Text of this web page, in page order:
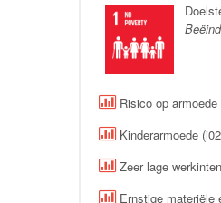
Risico op
Kinderarmoede
Zeer lage
Ernstige materiële